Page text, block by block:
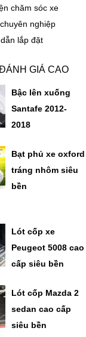
chăm sóc xe
nghiệp
lắp đặt
GIÁ CAO
Bậc lên xuống
Santafe 2012-
2018
Bạt phủ xe oxford
tráng nhôm siêu
bền
Lót cốp xe
Peugeot 5008 cao
cấp siêu bền
Lót cốp Mazda 2
sedan cao cấp
siêu bền